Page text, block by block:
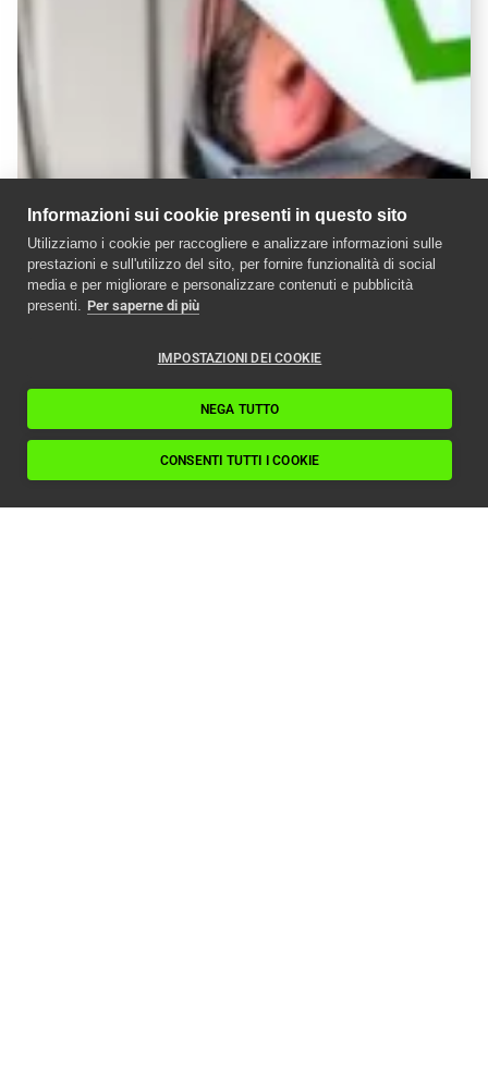
Informazioni sui cookie presenti in questo sito
Utilizziamo i cookie per raccogliere e analizzare informazioni sulle
prestazioni e sull'utilizzo del sito, per fornire funzionalità di social
media e per migliorare e personalizzare contenuti e pubblicità
presenti. Per saperne di più
IMPOSTAZIONI DEI COOKIE
NEGA TUTTO
CONSENTI TUTTI I COOKIE